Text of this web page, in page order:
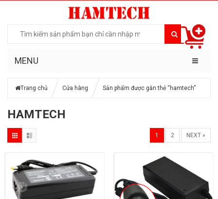
MENU
Trang chủ Cửa hàng Sản phẩm được gắn thẻ “hamtech”
HAMTECH
1 2 NEXT »